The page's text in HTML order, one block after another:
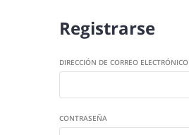
Registrarse
DIRECCIÓN DE CORREO ELECTRÓNICO
CONTRASEÑA